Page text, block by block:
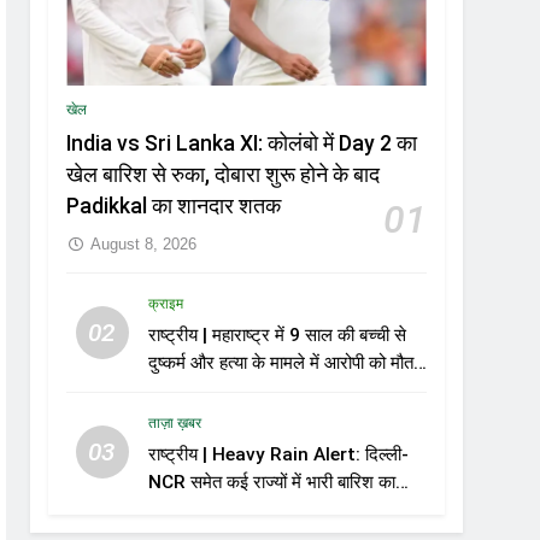
खेल
India vs Sri Lanka XI: कोलंबो में Day 2 का
खेल बारिश से रुका, दोबारा शुरू होने के बाद
Padikkal का शानदार शतक
01
August 8, 2026
02
क्राइम
राष्ट्रीय | महाराष्ट्र में 9 साल की बच्ची से
दुष्कर्म और हत्या के मामले में आरोपी को मौत
03
ताज़ा ख़बर
राष्ट्रीय | Heavy Rain Alert: दिल्ली-
NCR समेत कई राज्यों में भारी बारिश का